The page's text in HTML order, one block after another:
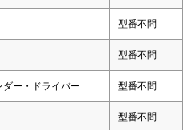
型番不問
型番不問
ー・ドライバー 型番不問
型番不問